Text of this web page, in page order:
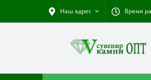
Наш адрес Время